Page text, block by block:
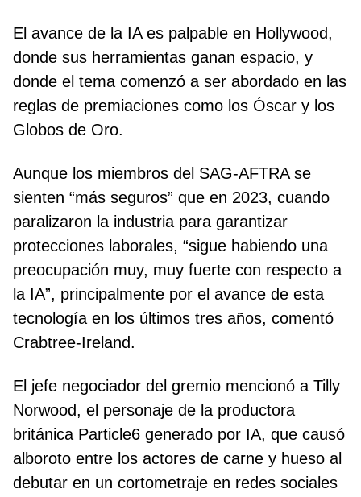
El avance de la IA es palpable en Hollywood,
donde sus herramientas ganan espacio, y
donde el tema comenzó a ser abordado en las
reglas de premiaciones como los Óscar y los
Globos de Oro.
Aunque los miembros del SAG-AFTRA se
sienten “más seguros” que en 2023, cuando
paralizaron la industria para garantizar
protecciones laborales, “sigue habiendo una
preocupación muy, muy fuerte con respecto a
la IA”, principalmente por el avance de esta
tecnología en los últimos tres años, comentó
Crabtree-Ireland.
El jefe negociador del gremio mencionó a Tilly
Norwood, el personaje de la productora
británica Particle6 generado por IA, que causó
alboroto entre los actores de carne y hueso al
debutar en un cortometraje en redes sociales